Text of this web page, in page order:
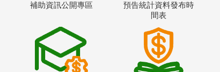
補助資訊公開專區
預告統計資料發布時
間表